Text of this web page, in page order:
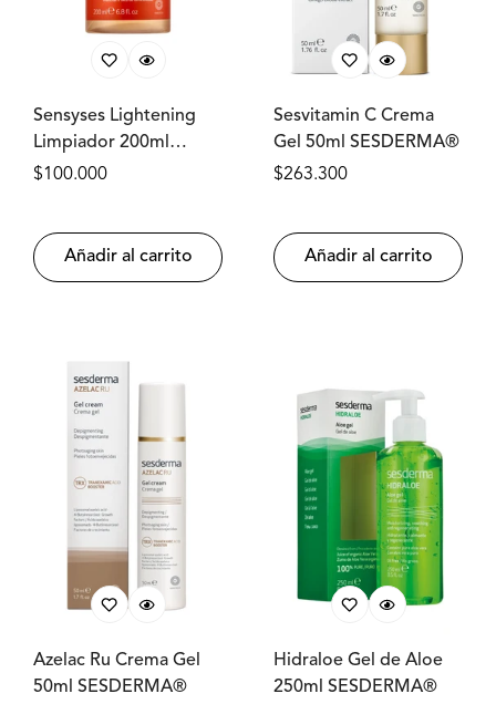
Sensyses Lightening
Limpiador 200ml
SESDERMA®
Precio
$100.000
Añadir al carrito
Sesvitamin C Crema
Gel 50ml SESDERMA®
Precio
$263.300
Añadir al carrito
Azelac Ru Crema Gel
50ml SESDERMA®
Hidraloe Gel de Aloe
250ml SESDERMA®